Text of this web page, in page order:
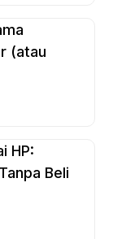
(atau
HP:
Beli